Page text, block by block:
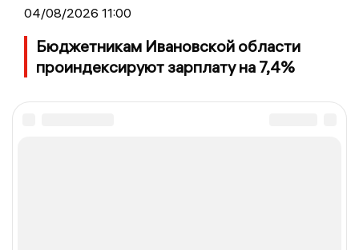
04/08/2026 11:00
Бюджетникам Ивановской области
проиндексируют зарплату на 7,4%